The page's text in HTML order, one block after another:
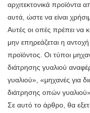
αρχιτεκτονικά προϊόντα
αυτά, ώστε να είναι
Αυτές οι οπές πρέπει να
μην επηρεάζεται η
προϊόντος. Οι τύποι
διάτρησης γυαλιού
γυαλιού», «μηχανές για
διάτρησης οπών
Σε αυτό το άρθρο, θα